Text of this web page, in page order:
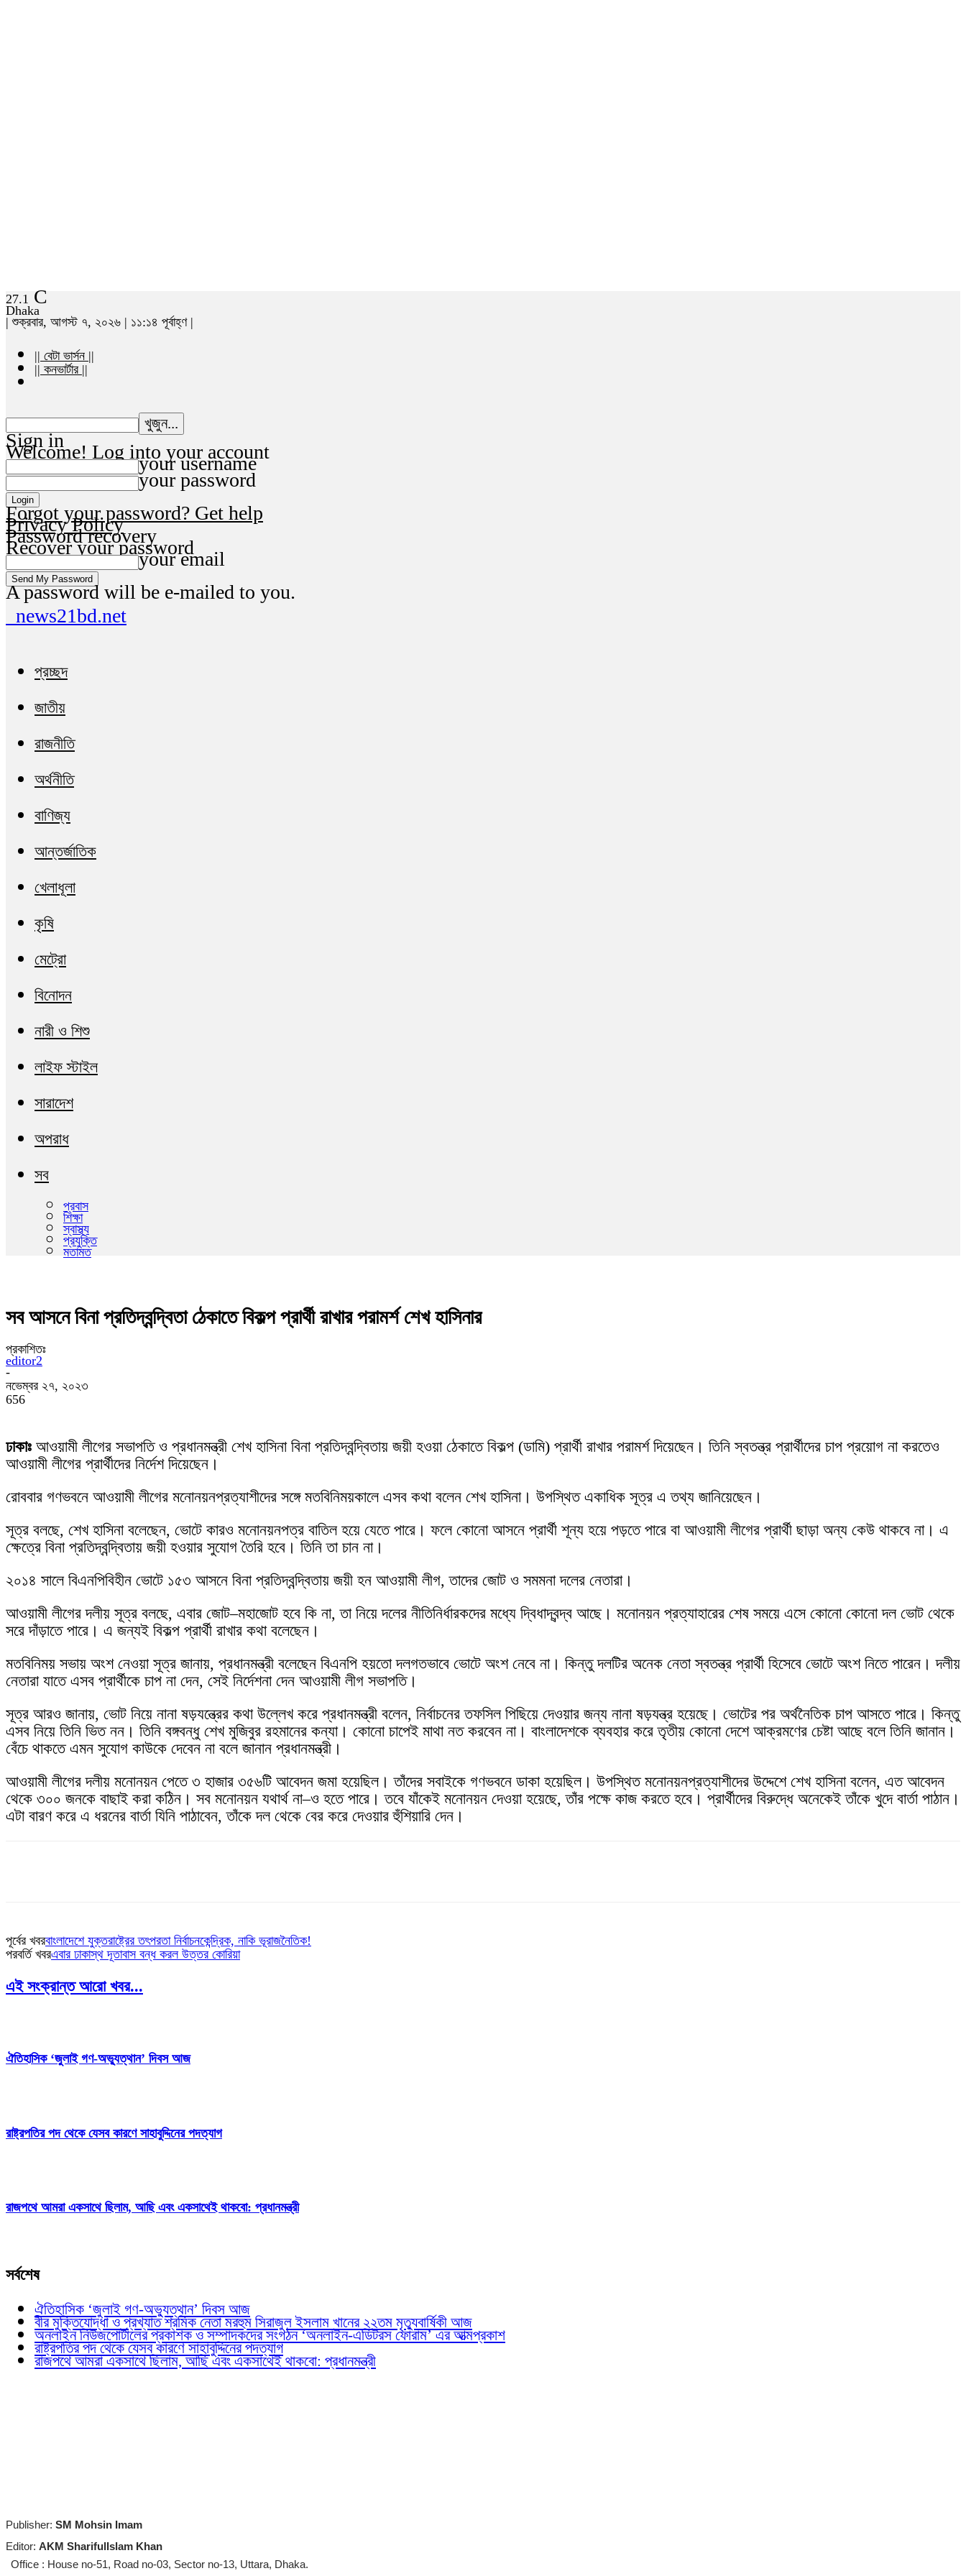
27.1 C
Dhaka
| শুক্রবার, আগস্ট ৭, ২০২৬ | ১১:১৪ পূর্বাহ্ণ |
|| বেটা ভার্সন ||
|| কনভার্টার ||
Sign in
Welcome! Log into your account
your username
your password
Forgot your password? Get help
Privacy Policy
Password recovery
Recover your password
your email
A password will be e-mailed to you.
news21bd.net
প্রচ্ছদ
জাতীয়
রাজনীতি
অর্থনীতি
বাণিজ্য
আন্তর্জাতিক
খেলাধূলা
কৃষি
মেট্রো
বিনোদন
নারী ও শিশু
লাইফ স্টাইল
সারাদেশ
অপরাধ
সব
প্রবাস
শিক্ষা
স্বাস্থ্য
প্রযুক্তি
মতামত
সব আসনে বিনা প্রতিদ্বন্দ্বিতা ঠেকাতে বিকল্প প্রার্থী রাখার পরামর্শ শেখ হাসিনার
প্রকাশিতঃ
editor2
-
নভেম্বর ২৭, ২০২৩
656
ঢাকাঃ আওয়ামী লীগের সভাপতি ও প্রধানমন্ত্রী শেখ হাসিনা বিনা প্রতিদ্বন্দ্বিতায় জয়ী হওয়া ঠেকাতে বিকল্প (ডামি) প্রার্থী রাখার পরামর্শ দিয়েছেন। তিনি স্বতন্ত্র প্রার্থীদের চাপ প্রয়োগ না করতেও
আওয়ামী লীগের প্রার্থীদের নির্দেশ দিয়েছেন।
রোববার গণভবনে আওয়ামী লীগের মনোনয়নপ্রত্যাশীদের সঙ্গে মতবিনিময়কালে এসব কথা বলেন শেখ হাসিনা। উপস্থিত একাধিক সূত্র এ তথ্য জানিয়েছেন।
সূত্র বলছে, শেখ হাসিনা বলেছেন, ভোটে কারও মনোনয়নপত্র বাতিল হয়ে যেতে পারে। ফলে কোনো আসনে প্রার্থী শূন্য হয়ে পড়তে পারে বা আওয়ামী লীগের প্রার্থী ছাড়া অন্য কেউ থাকবে না। এ
ক্ষেত্রে বিনা প্রতিদ্বন্দ্বিতায় জয়ী হওয়ার সুযোগ তৈরি হবে। তিনি তা চান না।
২০১৪ সালে বিএনপিবিহীন ভোটে ১৫৩ আসনে বিনা প্রতিদ্বন্দ্বিতায় জয়ী হন আওয়ামী লীগ, তাদের জোট ও সমমনা দলের নেতারা।
আওয়ামী লীগের দলীয় সূত্র বলছে, এবার জোট–মহাজোট হবে কি না, তা নিয়ে দলের নীতিনির্ধারকদের মধ্যে দ্বিধাদ্বন্দ্ব আছে। মনোনয়ন প্রত্যাহারের শেষ সময়ে এসে কোনো কোনো দল ভোট থেকে
সরে দাঁড়াতে পারে। এ জন্যই বিকল্প প্রার্থী রাখার কথা বলেছেন।
মতবিনিময় সভায় অংশ নেওয়া সূত্র জানায়, প্রধানমন্ত্রী বলেছেন বিএনপি হয়তো দলগতভাবে ভোটে অংশ নেবে না। কিন্তু দলটির অনেক নেতা স্বতন্ত্র প্রার্থী হিসেবে ভোটে অংশ নিতে পারেন। দলীয়
নেতারা যাতে এসব প্রার্থীকে চাপ না দেন, সেই নির্দেশনা দেন আওয়ামী লীগ সভাপতি।
সূত্র আরও জানায়, ভোট নিয়ে নানা ষড়যন্ত্রের কথা উল্লেখ করে প্রধানমন্ত্রী বলেন, নির্বাচনের তফসিল পিছিয়ে দেওয়ার জন্য নানা ষড়যন্ত্র হয়েছে। ভোটের পর অর্থনৈতিক চাপ আসতে পারে। কিন্তু
এসব নিয়ে তিনি ভিত নন। তিনি বঙ্গবন্ধু শেখ মুজিবুর রহমানের কন্যা। কোনো চাপেই মাথা নত করবেন না। বাংলাদেশকে ব্যবহার করে তৃতীয় কোনো দেশে আক্রমণের চেষ্টা আছে বলে তিনি জানান।
বেঁচে থাকতে এমন সুযোগ কাউকে দেবেন না বলে জানান প্রধানমন্ত্রী।
আওয়ামী লীগের দলীয় মনোনয়ন পেতে ৩ হাজার ৩৫৬টি আবেদন জমা হয়েছিল। তাঁদের সবাইকে গণভবনে ডাকা হয়েছিল। উপস্থিত মনোনয়নপ্রত্যাশীদের উদ্দেশে শেখ হাসিনা বলেন, এত আবেদন
থেকে ৩০০ জনকে বাছাই করা কঠিন। সব মনোনয়ন যথার্থ না–ও হতে পারে। তবে যাঁকেই মনোনয়ন দেওয়া হয়েছে, তাঁর পক্ষে কাজ করতে হবে। প্রার্থীদের বিরুদ্ধে অনেকেই তাঁকে খুদে বার্তা পাঠান।
এটা বারণ করে এ ধরনের বার্তা যিনি পাঠাবেন, তাঁকে দল থেকে বের করে দেওয়ার হুঁশিয়ারি দেন।
পূর্বের খবরবাংলাদেশে যুক্তরাষ্ট্রের তৎপরতা নির্বাচনকেন্দ্রিক, নাকি ভূরাজনৈতিক!
পরবর্তি খবরএবার ঢাকাস্থ দূতাবাস বন্ধ করল উত্তর কোরিয়া
এই সংক্রান্ত আরো খবর...
ঐতিহাসিক ‘জুলাই গণ-অভ্যুত্থান’ দিবস আজ
রাষ্ট্রপতির পদ থেকে যেসব কারণে সাহাবুদ্দিনের পদত্যাগ
রাজপথে আমরা একসাথে ছিলাম, আছি এবং একসাথেই থাকবো: প্রধানমন্ত্রী
সর্বশেষ
ঐতিহাসিক ‘জুলাই গণ-অভ্যুত্থান’ দিবস আজ
বীর মুক্তিযোদ্ধা ও প্রখ্যাত শ্রমিক নেতা মরহুম সিরাজুল ইসলাম খানের ২২তম মৃত্যুবার্ষিকী আজ
অনলাইন নিউজপোর্টালের প্রকাশক ও সম্পাদকদের সংগঠন ‘অনলাইন-এডিটরস ফোরাম’ এর আত্মপ্রকাশ
রাষ্ট্রপতির পদ থেকে যেসব কারণে সাহাবুদ্দিনের পদত্যাগ
রাজপথে আমরা একসাথে ছিলাম, আছি এবং একসাথেই থাকবো: প্রধানমন্ত্রী
Publisher: SM Mohsin Imam
Editor: AKM SharifulIslam Khan
Office : House no-51, Road no-03, Sector no-13, Uttara, Dhaka.